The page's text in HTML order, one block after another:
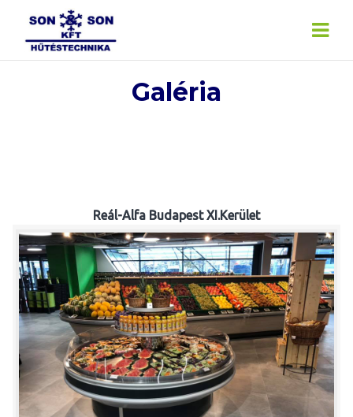
content
Galéria
Reál-Alfa Budapest XI.Kerület